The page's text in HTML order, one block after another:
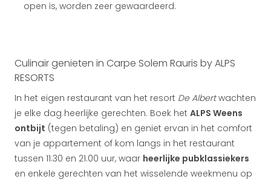
open is, worden zeer gewaardeerd.
Culinair genieten in Carpe Solem Rauris by ALPS
RESORTS
In het eigen restaurant van het resort De Albertwachten
je elke dag heerlijke gerechten. Boek het ALPS Weens
ontbijt (tegen betaling) en geniet ervan in het comfort
van je appartement of kom langs in het restaurant
tussen 11.30 en 21.00 uur, waar heerlijke pubklassiekers
en enkele gerechten van het wisselende weekmenu op